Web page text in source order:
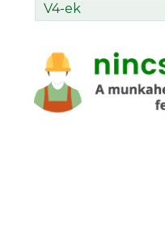
V4-ek